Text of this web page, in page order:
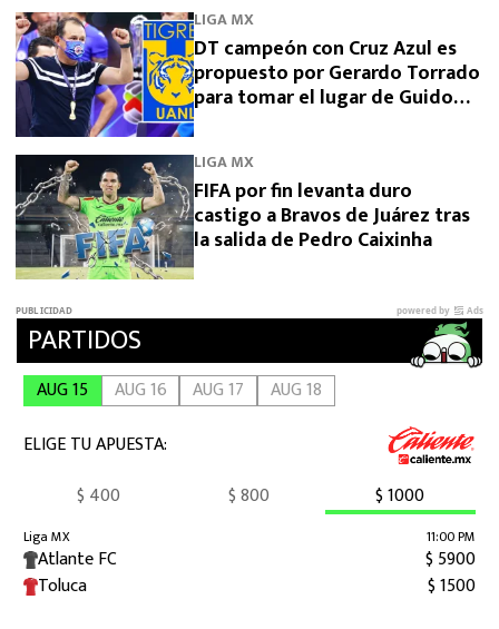
LIGA MX
DT campeón con Cruz Azul es
propuesto por Gerardo Torrado
para tomar el lugar de Guido
LIGA MX
FIFA por fin levanta duro
castigo a Bravos de Juárez tras
la salida de Pedro Caixinha